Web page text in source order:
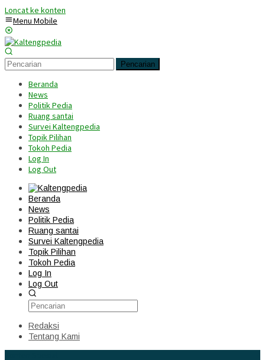
Loncat ke konten
Menu Mobile
Pencarian
Beranda
News
Politik Pedia
Ruang santai
Survei Kaltengpedia
Topik Pilihan
Tokoh Pedia
Log In
Log Out
Beranda
News
Politik Pedia
Ruang santai
Survei Kaltengpedia
Topik Pilihan
Tokoh Pedia
Log In
Log Out
Redaksi
Tentang Kami